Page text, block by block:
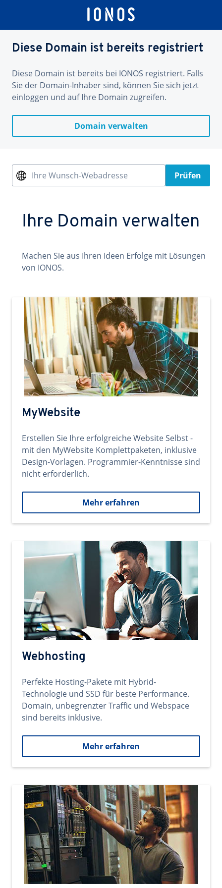
Diese Domain ist bereits registriert
Diese Domain ist bereits bei IONOS registriert. Falls
Sie der Domain-Inhaber sind, können Sie sich jetzt
einloggen und auf Ihre Domain zugreifen.
Domain verwalten
Ihre Wunsch-Webadresse Prüfen
Ihre Domain verwalten
Machen Sie aus Ihren Ideen Erfolge mit Lösungen
von IONOS.
MyWebsite
Erstellen Sie Ihre erfolgreiche Website Selbst -
mit den MyWebsite Komplettpaketen, inklusive
Design-Vorlagen. Programmier-Kenntnisse sind
nicht erforderlich.
Mehr erfahren
Webhosting
Perfekte Hosting-Pakete mit Hybrid-
Technologie und SSD für beste Performance.
Domain, unbegrenzter Traffic und Webspace
sind bereits inklusive.
Mehr erfahren